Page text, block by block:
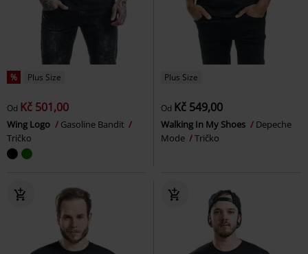
% Plus Size
Od Kč 501,00
Wing Logo
Gasoline Bandit
Tričko
Plus Size
Od Kč 549,00
Walking In My Shoes
Depeche
Mode
Tričko